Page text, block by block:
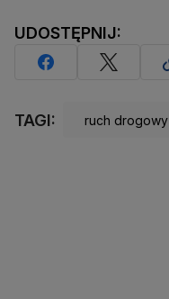
UDOSTĘPNIJ:
TAGI: ruch drogowy